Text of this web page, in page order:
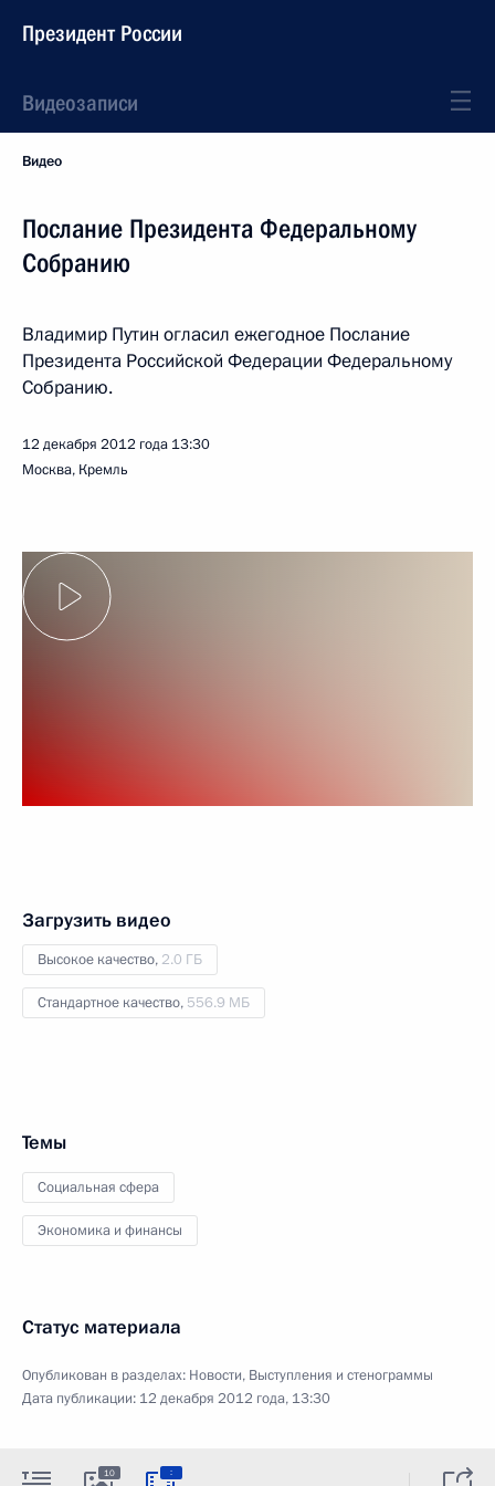
Президент России
Видеозаписи
Видео
Послание Президента Федеральному
Собранию
Владимир Путин огласил ежегодное Послание
Президента Российской Федерации Федеральному
Собранию.
12 декабря 2012 года 13:30
Москва, Кремль
Загрузить видео
Высокое качество, 2.0 ГБ
Стандартное качество, 556.9 МБ
Темы
Социальная сфера
Экономика и финансы
Статус материала
Опубликован в разделах: Новости, Выступления и стенограммы
Дата публикации: 12 декабря 2012 года, 13:30
10 :